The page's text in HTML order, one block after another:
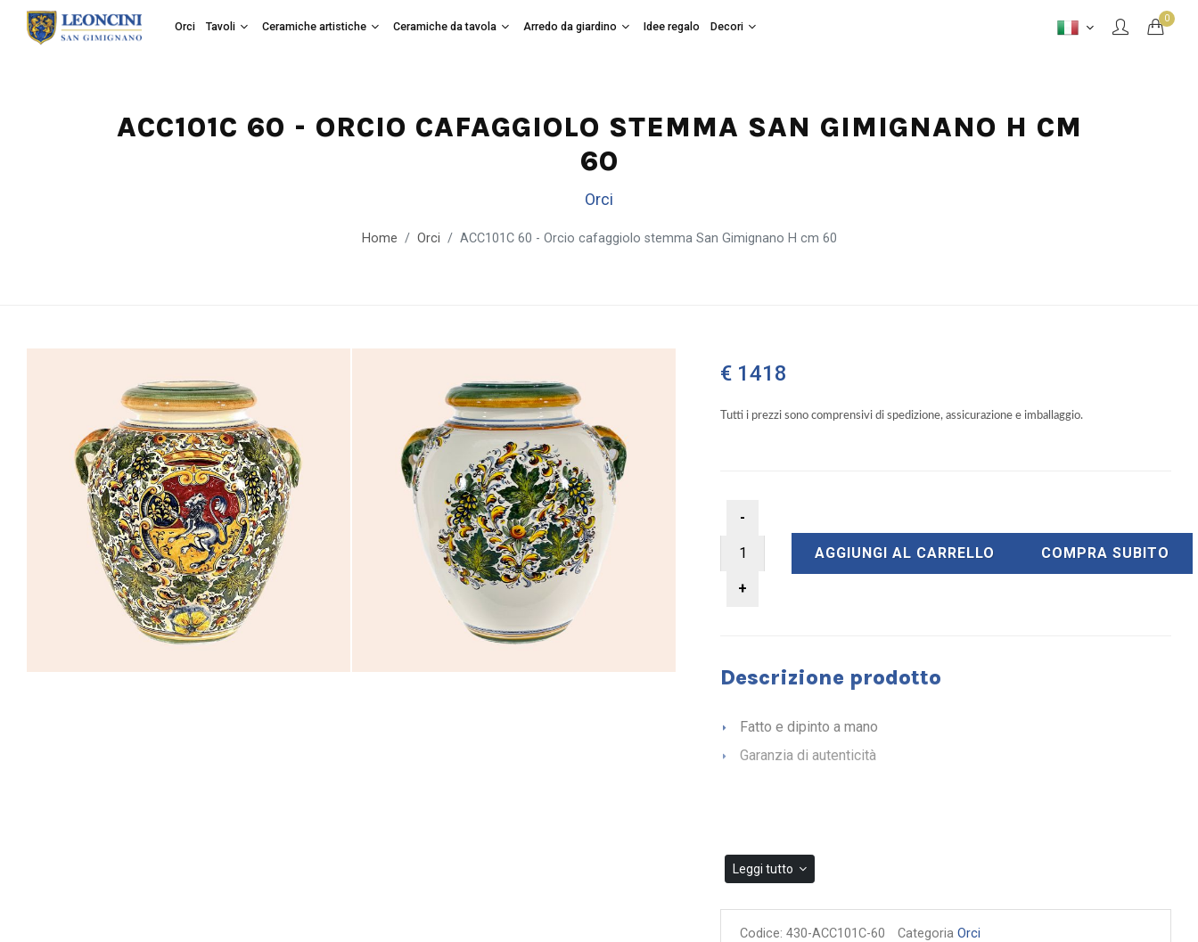
0
Orci Tavoli Ceramiche artistiche Ceramiche da tavola Arredo da giardino Idee regalo Decori
ACC101C 60 - ORCIO CAFAGGIOLO STEMMA SAN GIMIGNANO H CM
60
Orci
Home Orci ACC101C 60 - Orcio cafaggiolo stemma San Gimignano H cm 60
€ 1418
Tutti i prezzi sono comprensivi di spedizione, assicurazione e imballaggio.
AGGIUNGI AL CARRELLO COMPRA SUBITO
Descrizione prodotto
Fatto e dipinto a mano
Garanzia di autenticità
Leggi tutto
Codice:430-ACC101C-60 CategoriaOrci